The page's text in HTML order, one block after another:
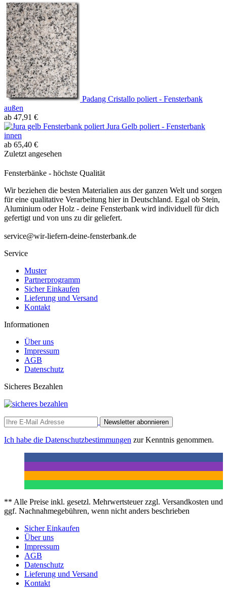
Padang Cristallo poliert - Fensterbank
außen
ab 47,91 €
Jura Gelb poliert - Fensterbank
innen
ab 65,40 €
Zuletzt angesehen
Fensterbänke - höchste Qualität
Wir beziehen die besten Materialien aus der ganzen Welt und sorgen
für eine qualitative Verarbeitung hier in Deutschland. Egal ob Stein,
Aluminium oder Holz - deine Fensterbank wird individuell für dich
gefertigt und von uns zu dir geliefert.
service@wir-liefern-deine-fensterbank.de
Service
Muster
Partnerprogramm
Sicher Einkaufen
Lieferung und Versand
Kontakt
Informationen
Über uns
Impressum
AGB
Datenschutz
Sicheres Bezahlen
Newsletter abonnieren
Ich habe die Datenschutzbestimmungen zur Kenntnis genommen.
** Alle Preise inkl. gesetzl. Mehrwertsteuer zzgl. Versandkosten und
ggf. Nachnahmegebühren, wenn nicht anders beschrieben
Sicher Einkaufen
Über uns
Impressum
AGB
Datenschutz
Lieferung und Versand
Kontakt